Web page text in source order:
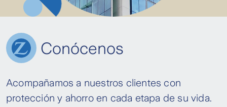
Conócenos
Acompañamos a nuestros clientes con
protección y ahorro en cada etapa de su vida.